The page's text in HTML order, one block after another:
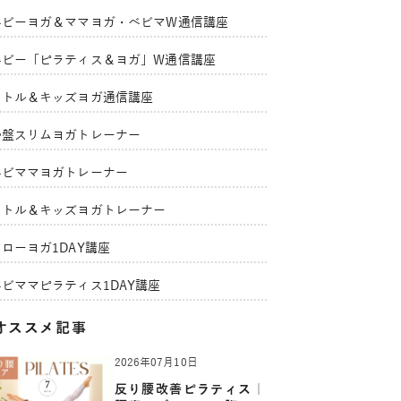
ーヨガ＆ママヨガ・ベビマW通信講座
ー「ピラティス＆ヨガ」W通信講座
ル＆キッズヨガ通信講座
スリムヨガトレーナー
ママヨガトレーナー
ル＆キッズヨガトレーナー
ーヨガ1DAY講座
ママピラティス1DAY講座
ススメ記事
2026年07月10日
反り腰改善ピラティス｜